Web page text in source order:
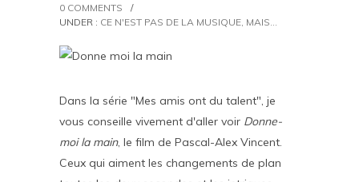
0 COMMENTS
/
UNDER : CE N'EST PAS DE LA MUSIQUE, MAIS...
Dans la série "Mes amis ont du talent", je
vous conseille vivement d'aller voir Donne-
moi la main, le film de Pascal-Alex Vincent.
Ceux qui aiment les changements de plan